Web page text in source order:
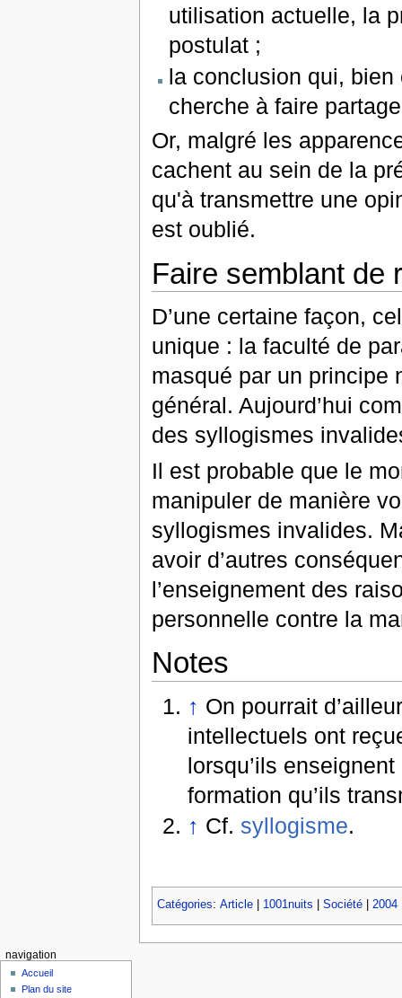
utilisation actuelle, la
postulat ;
la conclusion qui,
cherche à faire
Or, malgré les
cachent au sein de la
qu'à transmettre une
est oublié.
Faire semblant de
D’une certaine façon,
unique : la faculté de
masqué par un principe
général. Aujourd’hui
des syllogismes
Il est probable que le
manipuler de manière
syllogismes invalides.
avoir d’autres
l’enseignement des
personnelle contre la
Notes
↑ On pourrait
intellectuels ont
lorsqu’ils
formation qu’ils
↑ Cf. syllogisme.
Catégories: Article| 1001nuits Société| 2004
navigation
Accueil
Plan du site